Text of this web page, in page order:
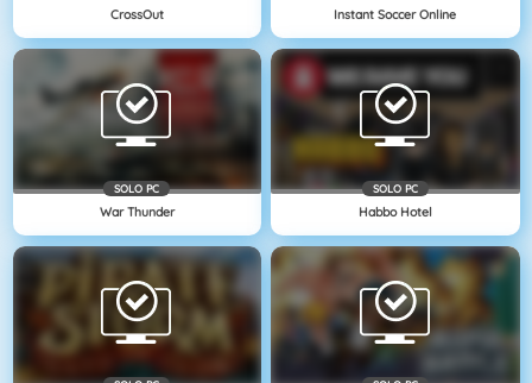
CrossOut Instant Soccer Online
SOLO PC
War Thunder
SOLO PC
Habbo Hotel